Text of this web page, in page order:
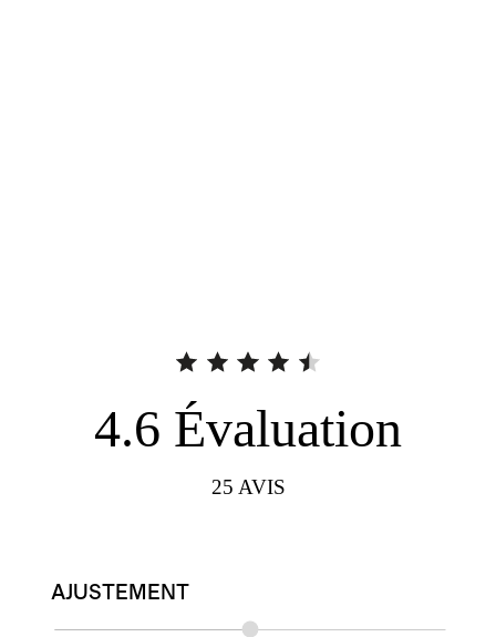
4.6 Évaluation
25 AVIS
AJUSTEMENT